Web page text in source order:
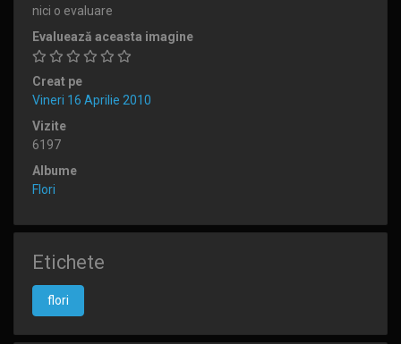
nici o evaluare
Evaluează aceasta imagine
Creat pe
Vineri 16 Aprilie 2010
Vizite
6197
Albume
Flori
Etichete
flori